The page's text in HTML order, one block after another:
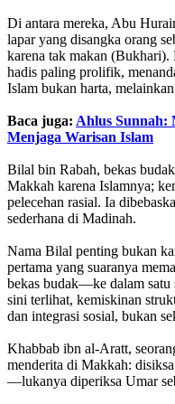
Di antara mereka, Abu
lapar yang disangka orang
karena tak makan
hadis paling prolifik,
Islam bukan harta,
Baca juga: Ahlus Sunnah:
Menjaga Warisan Islam
Bilal bin Rabah, bekas
Makkah karena Islamnya;
pelecehan rasial. Ia
sederhana di Madinah.
Nama Bilal penting bukan
pertama yang suaranya
bekas budak—ke dalam
sini terlihat, kemiskinan
dan integrasi sosial, bukan
Khabbab ibn al-Aratt,
menderita di Makkah:
—lukanya diperiksa Umar